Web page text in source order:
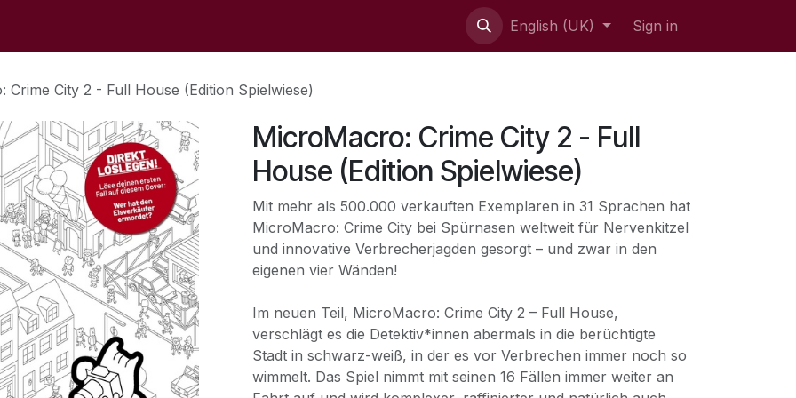
English (UK) Sign in
Crime City 2 - Full House (Edition Spielwiese)
MicroMacro: Crime City 2 - Full
House (Edition Spielwiese)
Mit mehr als 500.000 verkauften Exemplaren in 31 Sprachen hat
MicroMacro: Crime City bei Spürnasen weltweit für Nervenkitzel
und innovative Verbrecherjagden gesorgt – und zwar in den
eigenen vier Wänden!
Im neuen Teil, MicroMacro: Crime City 2 – Full House,
verschlägt es die Detektiv*innen abermals in die berüchtigte
Stadt in schwarz-weiß, in der es vor Verbrechen immer noch so
wimmelt. Das Spiel nimmt mit seinen 16 Fällen immer weiter an